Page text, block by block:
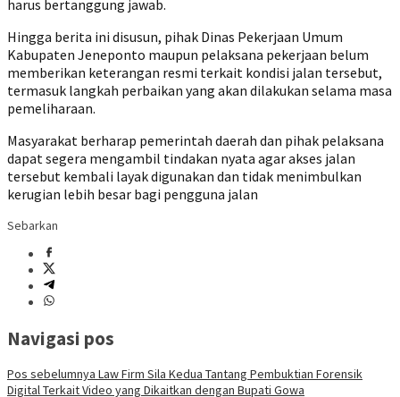
harus bertanggung jawab.
Hingga berita ini disusun, pihak Dinas Pekerjaan Umum
Kabupaten Jeneponto maupun pelaksana pekerjaan belum
memberikan keterangan resmi terkait kondisi jalan tersebut,
termasuk langkah perbaikan yang akan dilakukan selama masa
pemeliharaan.
Masyarakat berharap pemerintah daerah dan pihak pelaksana
dapat segera mengambil tindakan nyata agar akses jalan
tersebut kembali layak digunakan dan tidak menimbulkan
kerugian lebih besar bagi pengguna jalan
Sebarkan
Navigasi pos
Pos sebelumnya ‎Law Firm Sila Kedua Tantang Pembuktian Forensik
Digital Terkait Video yang Dikaitkan dengan Bupati Gowa